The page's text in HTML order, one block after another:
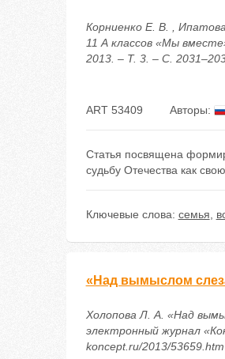
Корниенко Е. В. ,
11 А классов «Мы
2013. – Т. 3. – С.
ART 53409 Авторы:
Статья посвящена
судьбу Отечества как
Ключевые слова: семья
«Над вымыслом
Холопова Л. А. «Над
электронный журнал
koncept.ru/2013/53659.htm